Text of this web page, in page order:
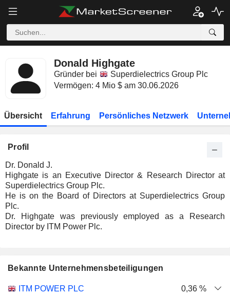
Donald Highgate
Gründer bei
Superdielectrics Group Plc
Vermögen: 4 Mio $ am 30.06.2026
Übersicht Erfahrung Persönliches Netzwerk
Profil
Dr. Donald J.
Highgate is an Executive Director & Research Director at
Superdielectrics Group Plc.
He is on the Board of Directors at Superdielectrics Group
Plc.
Dr. Highgate was previously employed as a Research
Director by ITM Power Plc.
Bekannte Unternehmensbeteiligungen
ITM POWER PLC
0,36 %